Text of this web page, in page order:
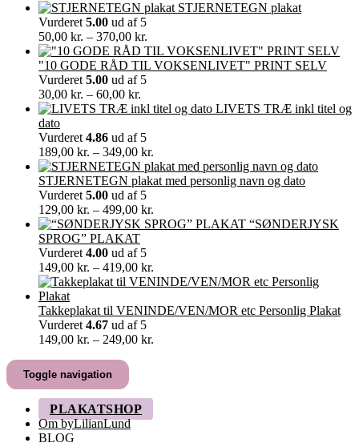
STJERNETEGN plakat
Vurderet 5.00 ud af 5
50,00 kr. – 370,00 kr.
50,00 kr.
til
"10 GODE RÅD TIL VOKSENLIVET" PRINT SELV
Vurderet 5.00 ud af 5
30,00 kr. – 60,00 kr.
30,00 kr.
60,00 kr.
LIVETS TRÆ inkl titel og
dato
Vurderet 4.86 ud af 5
189,00 kr. – 349,00 kr.
189,00 kr.
til
STJERNETEGN plakat med personlig navn og dato
Vurderet 5.00 ud af 5
129,00 kr. – 499,00 kr.
129,00 kr.
“SØNDERJYSK
SPROG” PLAKAT
Vurderet 4.00 ud af 5
149,00 kr. – 419,00 kr.
149,00 kr.
419,00 kr.
Takkeplakat til VENINDE/VEN/MOR etc Personlig Plakat
Vurderet 4.67 ud af 5
149,00 kr. – 249,00 kr.
Toggle navigation
PLAKATSHOP
Om byLilianLund
BLOG